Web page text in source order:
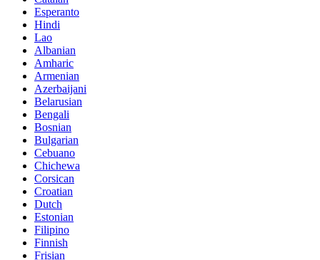
Esperanto
Hindi
Lao
Albanian
Amharic
Armenian
Azerbaijani
Belarusian
Bengali
Bosnian
Bulgarian
Cebuano
Chichewa
Corsican
Croatian
Dutch
Estonian
Filipino
Finnish
Frisian